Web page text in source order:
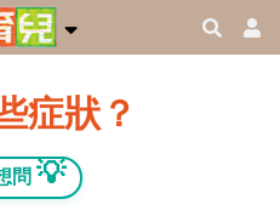
症狀？
問 💡